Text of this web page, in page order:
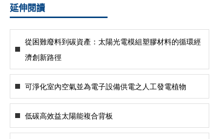
延伸閱讀
從困難廢料到碳資產：太陽光電模組塑膠材料的循環經
濟創新路徑
可淨化室內空氣並為電子設備供電之人工發電植物
低碳高效益太陽能複合背板